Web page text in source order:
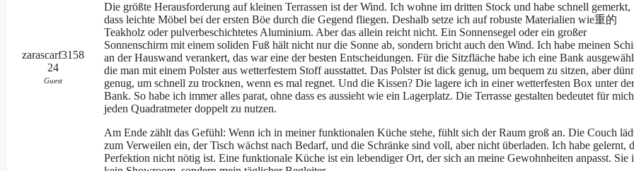
zarascarf3158
24
Guest
Die größte Herausforderung auf kleinen Terrassen ist der Wind. Ich wohne im dritten Stock und habe schnell gemerkt,
dass leichte Möbel bei der ersten Böe durch die Gegend fliegen. Deshalb setze ich auf robuste Materialien wie重的
Teakholz oder pulverbeschichtetes Aluminium. Aber das allein reicht nicht. Ein Sonnensegel oder ein großer
Sonnenschirm mit einem soliden Fuß hält nicht nur die Sonne ab, sondern bricht auch den Wind. Ich habe meinen
an der Hauswand verankert, das war eine der besten Entscheidungen. Für die Sitzfläche habe ich eine Bank
die man mit einem Polster aus wetterfestem Stoff ausstattet. Das Polster ist dick genug, um bequem zu sitzen, aber
genug, um schnell zu trocknen, wenn es mal regnet. Und die Kissen? Die lagere ich in einer wetterfesten Box unter der
Bank. So habe ich immer alles parat, ohne dass es aussieht wie ein Lagerplatz. Die Terrasse gestalten bedeutet für
jeden Quadratmeter doppelt zu nutzen.
Am Ende zählt das Gefühl: Wenn ich in meiner funktionalen Küche stehe, fühlt sich der Raum groß an. Die Couch
zum Verweilen ein, der Tisch wächst nach Bedarf, und die Schränke sind voll, aber nicht überladen. Ich habe gelernt,
Perfektion nicht nötig ist. Eine funktionale Küche ist ein lebendiger Ort, der sich an meine Gewohnheiten anpasst. Sie